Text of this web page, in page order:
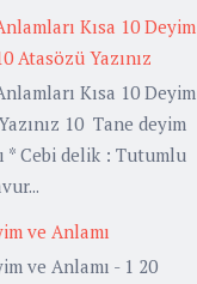
Kısa 10 Deyim
Atasözü Yazınız
Kısa 10 Deyim
10 Tane deyim
* Cebi delik : Tutumlu
ve Anlamı
ve Anlamı - 1 20